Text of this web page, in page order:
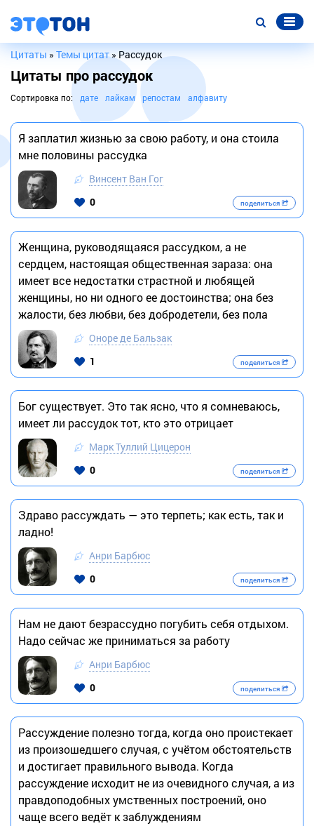
Цитаты » Темы цитат» Рассудок
Цитаты про рассудок
Сортировка по: дате лайкам репостам алфавиту
Я заплатил жизнью за свою работу, и она стоила
мне половины рассудка
Винсент Ван Гог
0
поделиться
Женщина, руководящаяся рассудком, а не
сердцем, настоящая общественная зараза: она
имеет все недостатки страстной и любящей
женщины, но ни одного ее достоинства; она без
жалости, без любви, без добродетели, без пола
Оноре де Бальзак
1
поделиться
Бог существует. Это так ясно, что я сомневаюсь,
имеет ли рассудок тот, кто это отрицает
Марк Туллий Цицерон
0
поделиться
Здраво рассуждать — это терпеть; как есть, так и
ладно!
Анри Барбюс
0
поделиться
Нам не дают безрассудно погубить себя отдыхом.
Надо сейчас же приниматься за работу
Анри Барбюс
0
поделиться
Рассуждение полезно тогда, когда оно проистекает
из произошедшего случая, с учётом обстоятельств
и достигает правильного вывода. Когда
рассуждение исходит не из очевидного случая, а из
правдоподобных умственных построений, оно
чаще всего ведёт к заблуждениям